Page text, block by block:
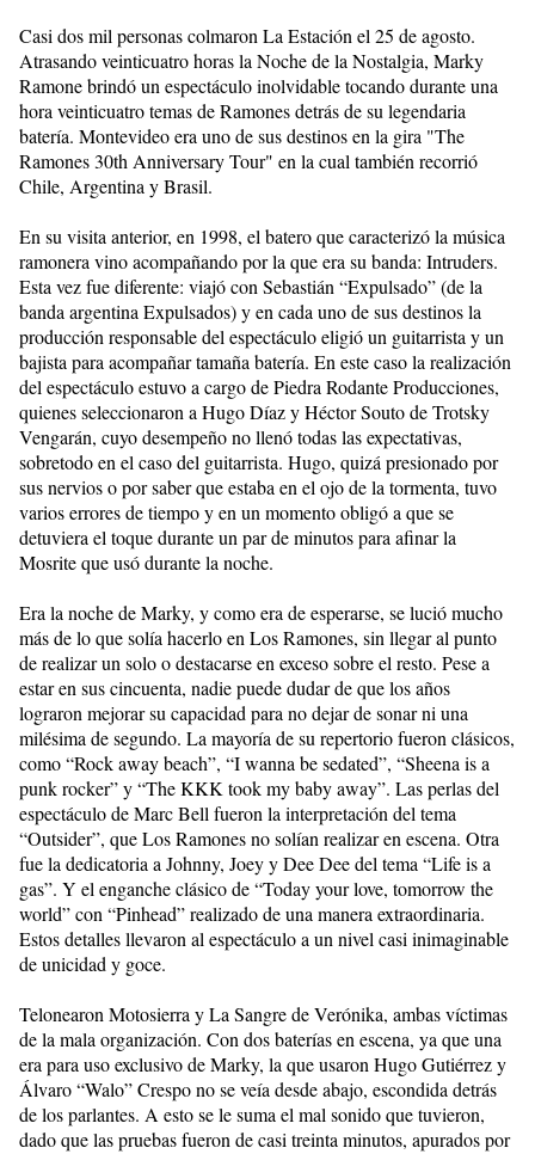
Casi dos mil personas colmaron La Estación el 25 de agosto.
Atrasando veinticuatro horas la Noche de la Nostalgia, Marky
Ramone brindó un espectáculo inolvidable tocando durante una
hora veinticuatro temas de Ramones detrás de su legendaria
batería. Montevideo era uno de sus destinos en la gira "The
Ramones 30th Anniversary Tour" en la cual también recorrió
Chile, Argentina y Brasil.
En su visita anterior, en 1998, el batero que caracterizó la música
ramonera vino acompañando por la que era su banda: Intruders.
Esta vez fue diferente: viajó con Sebastián “Expulsado” (de la
banda argentina Expulsados) y en cada uno de sus destinos la
producción responsable del espectáculo eligió un guitarrista y un
bajista para acompañar tamaña batería. En este caso la realización
del espectáculo estuvo a cargo de Piedra Rodante Producciones,
quienes seleccionaron a Hugo Díaz y Héctor Souto de Trotsky
Vengarán, cuyo desempeño no llenó todas las expectativas,
sobretodo en el caso del guitarrista. Hugo, quizá presionado por
sus nervios o por saber que estaba en el ojo de la tormenta, tuvo
varios errores de tiempo y en un momento obligó a que se
detuviera el toque durante un par de minutos para afinar la
Mosrite que usó durante la noche.
Era la noche de Marky, y como era de esperarse, se lució mucho
más de lo que solía hacerlo en Los Ramones, sin llegar al punto
de realizar un solo o destacarse en exceso sobre el resto. Pese a
estar en sus cincuenta, nadie puede dudar de que los años
lograron mejorar su capacidad para no dejar de sonar ni una
milésima de segundo. La mayoría de su repertorio fueron clásicos,
como “Rock away beach”, “I wanna be sedated”, “Sheena is a
punk rocker” y “The KKK took my baby away”. Las perlas del
espectáculo de Marc Bell fueron la interpretación del tema
“Outsider”, que Los Ramones no solían realizar en escena. Otra
fue la dedicatoria a Johnny, Joey y Dee Dee del tema “Life is a
gas”. Y el enganche clásico de “Today your love, tomorrow the
world” con “Pinhead” realizado de una manera extraordinaria.
Estos detalles llevaron al espectáculo a un nivel casi inimaginable
de unicidad y goce.
Telonearon Motosierra y La Sangre de Verónika, ambas víctimas
de la mala organización. Con dos baterías en escena, ya que una
era para uso exclusivo de Marky, la que usaron Hugo Gutiérrez y
Álvaro “Walo” Crespo no se veía desde abajo, escondida detrás
de los parlantes. A esto se le suma el mal sonido que tuvieron,
dado que las pruebas fueron de casi treinta minutos, apurados por